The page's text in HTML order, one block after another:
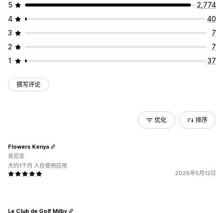
5
2,774
4
40
3
7
2
7
1
37
撰写评论
优化 排序
2026年5月12日
Flowers Kenya
肯尼亚
大约1个月 人在使用应用
Le Club de Golf Milby